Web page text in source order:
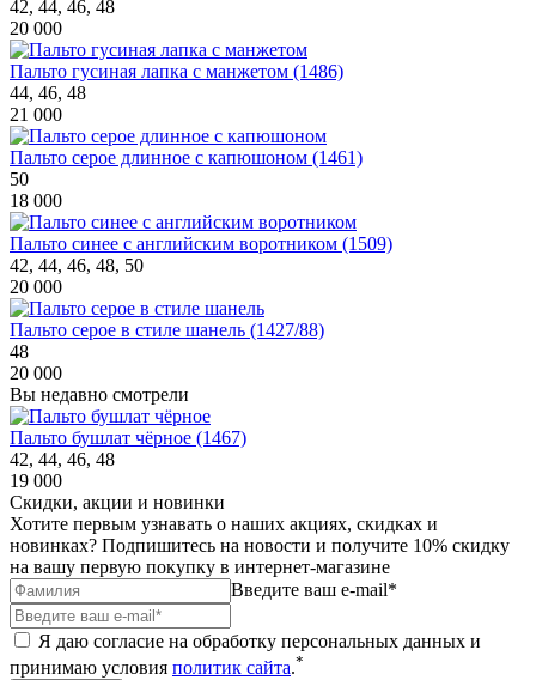
42, 44, 46, 48
20 000
Пальто гусиная лапка с манжетом (1486)
44, 46, 48
21 000
Пальто серое длинное с капюшоном (1461)
50
18 000
Пальто синее с английским воротником (1509)
42, 44, 46, 48, 50
20 000
Пальто серое в стиле шанель (1427/88)
48
20 000
Вы недавно смотрели
Пальто бушлат чёрное (1467)
42, 44, 46, 48
19 000
Скидки, акции и новинки
Хотите первым узнавать о наших акциях, скидках и
новинках? Подпишитесь на новости и получите 10% скидку
на вашу первую покупку в интернет-магазине
Введите ваш e-mail*
Я даю согласие на обработку персональных данных и
принимаю условия политик сайта.*